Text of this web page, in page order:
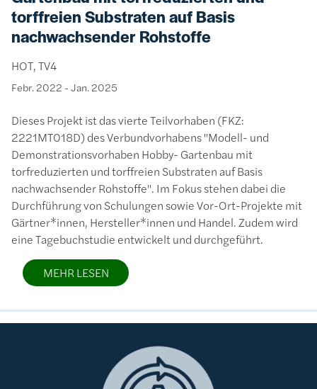
torffreien Substraten auf Basis
nachwachsender Rohstoffe
HOT, TV4
Febr. 2022 - Jan. 2025
Dieses Projekt ist das vierte Teilvorhaben (FKZ:
2221MT018D) des Verbundvorhabens "Modell- und
Demonstrationsvorhaben Hobby- Gartenbau mit
torfreduzierten und torffreien Substraten auf Basis
nachwachsender Rohstoffe". Im Fokus stehen dabei die
Durchführung von Schulungen sowie Vor-Ort-Projekte mit
Gärtner*innen, Hersteller*innen und Handel. Zudem wird
eine Tagebuchstudie entwickelt und durchgeführt.
MEHR LESEN